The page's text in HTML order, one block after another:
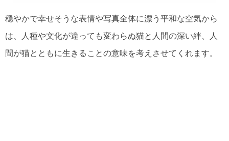
穏やかで幸せそうな表情や写真全体に漂う平和な空気から
は、人種や文化が違っても変わらぬ猫と人間の深い絆、人
間が猫とともに生きることの意味を考えさせてくれます。